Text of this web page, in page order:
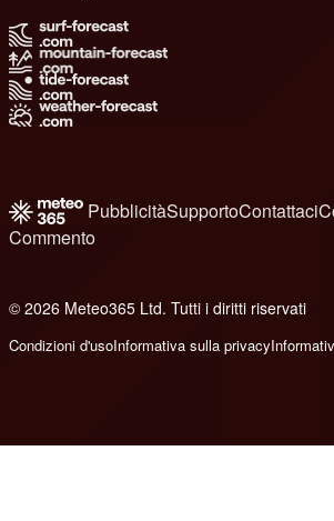
PubblicitàSupportoContattaci
Commento
© 2026 Meteo365 Ltd. Tutti i diritti riservati
Condizioni d'usoInformativa sulla privacy